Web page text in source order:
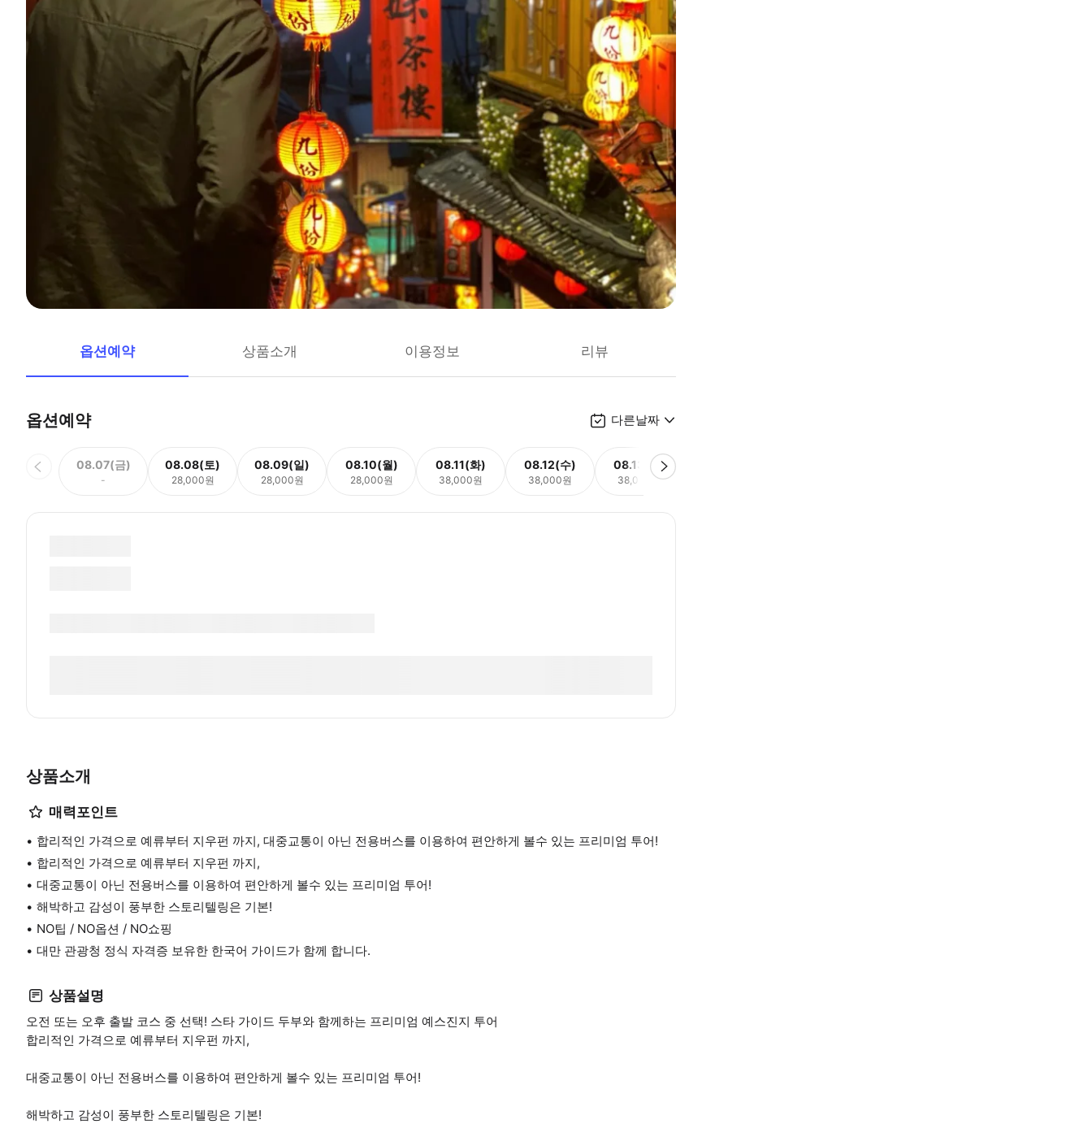
옵션예약 상품소개 이용정보 리뷰
옵션예약 다른날짜
08.07(금)
-
08.08(토)
28,000원
08.09(일)
28,000원
08.10(월)
28,000원
08.11(화)
38,000원
08.12(수)
38,000원
08.13(목)
38,000원
상품소개
매력포인트
합리적인 가격으로 예류부터 지우펀 까지, 대중교통이 아닌 전용버스를 이용하여 편안하게 볼수 있는 프리미엄 투어!
합리적인 가격으로 예류부터 지우펀 까지,
대중교통이 아닌 전용버스를 이용하여 편안하게 볼수 있는 프리미엄 투어!
해박하고 감성이 풍부한 스토리텔링은 기본!
NO팁 / NO옵션 / NO쇼핑
대만 관광청 정식 자격증 보유한 한국어 가이드가 함께 합니다.
상품설명
오전 또는 오후 출발 코스 중 선택! 스타 가이드 두부와 함께하는 프리미엄 예스진지 투어
합리적인 가격으로 예류부터 지우펀 까지,
대중교통이 아닌 전용버스를 이용하여 편안하게 볼수 있는 프리미엄 투어!
해박하고 감성이 풍부한 스토리텔링은 기본!